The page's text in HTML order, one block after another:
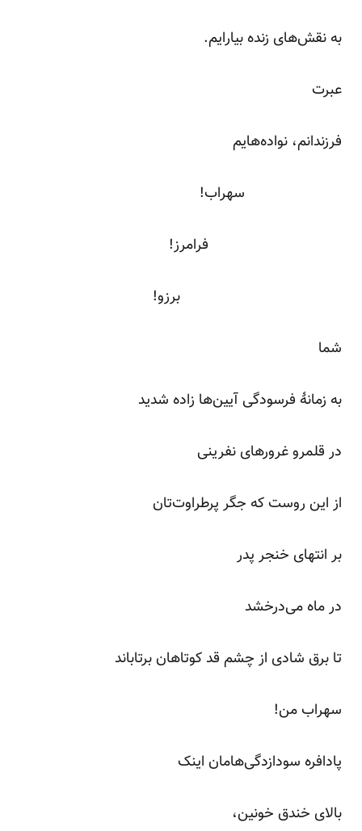
به نقش‌های زنده بیارایم.
عبرت
فرزندانم، نواده‌هایم
سهراب!
فرامرز!
برزو!
شما
به زمانۀ فرسودگی آیین‌ها زاده شدید
در قلمرو غرورهای نفرینی
از این روست که جگر پرطراوت‌تان
بر انتهای خنجر پدر
در ماه می‌درخشد
تا برق شادی از چشم قد کوتاهان برتاباند
سهراب من!
پادافره سودازدگی‌هامان اینک
بالای خندق خونین،